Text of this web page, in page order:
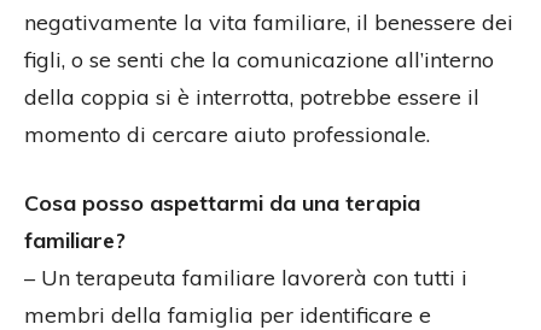
negativamente la vita familiare, il benessere dei
figli, o se senti che la comunicazione all’interno
della coppia si è interrotta, potrebbe essere il
momento di cercare aiuto professionale.
Cosa posso aspettarmi da una terapia
familiare?
– Un terapeuta familiare lavorerà con tutti i
membri della famiglia per identificare e